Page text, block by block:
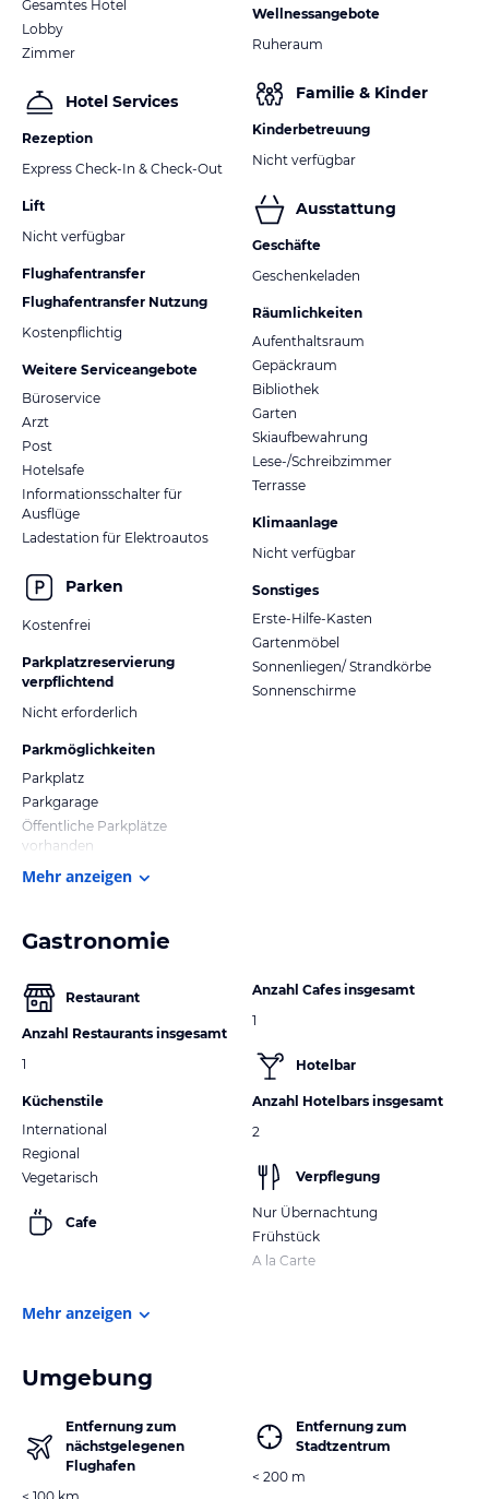
Gesamtes Hotel
Lobby
Zimmer
Hotel Services
Rezeption
Express Check-In & Check-Out
Lift
Nicht verfügbar
Flughafentransfer
Flughafentransfer Nutzung
Kostenpflichtig
Weitere Serviceangebote
Büroservice
Arzt
Post
Hotelsafe
Informationsschalter für
Ausflüge
Ladestation für Elektroautos
Parken
Kostenfrei
Parkplatzreservierung
verpflichtend
Nicht erforderlich
Parkmöglichkeiten
Parkplatz
Parkgarage
Öffentliche Parkplätze
vorhanden
Wellnessangebote
Ruheraum
Familie & Kinder
Kinderbetreuung
Nicht verfügbar
Ausstattung
Geschäfte
Geschenkeladen
Räumlichkeiten
Aufenthaltsraum
Gepäckraum
Bibliothek
Garten
Skiaufbewahrung
Lese-/Schreibzimmer
Terrasse
Klimaanlage
Nicht verfügbar
Sonstiges
Erste-Hilfe-Kasten
Gartenmöbel
Sonnenliegen/ Strandkörbe
Sonnenschirme
Mehr anzeigen
Gastronomie
Restaurant
Anzahl Restaurants insgesamt
1
Küchenstile
International
Regional
Vegetarisch
Cafe
Anzahl Cafes insgesamt
1
Hotelbar
Anzahl Hotelbars insgesamt
2
Verpflegung
Nur Übernachtung
Frühstück
A la Carte
Mehr anzeigen
Umgebung
Entfernung zum
nächstgelegenen
Flughafen
Entfernung zum
Stadtzentrum
< 200 m